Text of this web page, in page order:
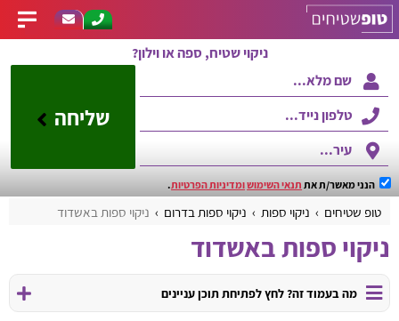
ניקוי שטיח, ספה או וילון?
שליחה
הנני מאשר/ת את תנאי השימושומדיניות הפרטיות.
טופ שטיחים ניקוי ספות ניקוי ספות בדרום ניקוי ספות באשדוד
ניקוי ספות באשדוד
מה בעמוד זה? לחץ לפתיחת תוכן עניינים